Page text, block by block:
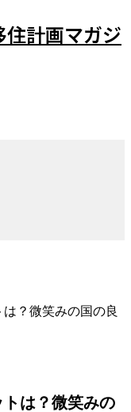
住計画マガジ
？微笑みの国の良
は？微笑みの